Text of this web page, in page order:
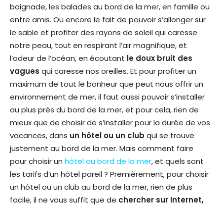
baignade, les balades au bord de la mer, en famille ou
entre amis. Ou encore le fait de pouvoir s’allonger sur
le sable et profiter des rayons de soleil qui caresse
notre peau, tout en respirant l’air magnifique, et
l’odeur de l’océan, en écoutant le doux bruit des
vagues qui caresse nos oreilles. Et pour profiter un
maximum de tout le bonheur que peut nous offrir un
environnement de mer, il faut aussi pouvoir s’installer
au plus près du bord de la mer, et pour cela, rien de
mieux que de choisir de s’installer pour la durée de vos
vacances, dans un hôtel ou un club qui se trouve
justement au bord de la mer. Mais comment faire
pour choisir un hôtel au bord de la mer, et quels sont
les tarifs d’un hôtel pareil ? Premièrement, pour choisir
un hôtel ou un club au bord de la mer, rien de plus
facile, il ne vous suffit que de chercher sur Internet,